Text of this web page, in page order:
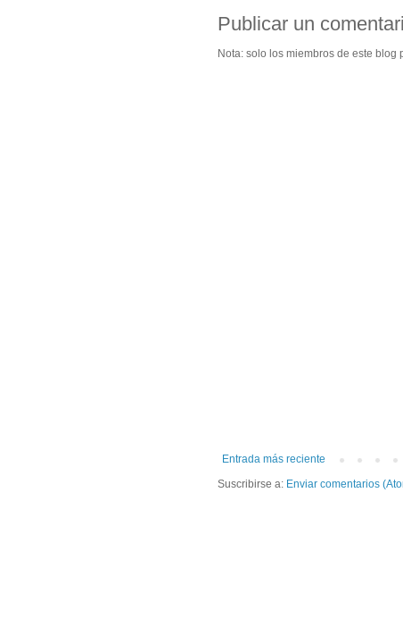
Publicar un
Nota: solo los miembros de este
Entrada más reciente
Suscribirse a: Enviar comentarios